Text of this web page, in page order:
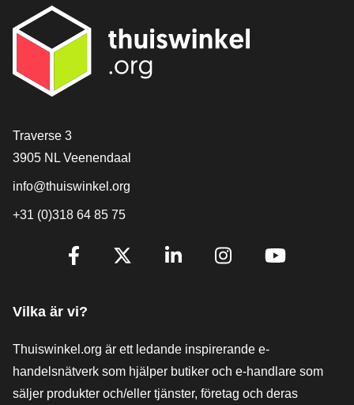
[_General:Contact]
Traverse 3
3905 NL Veenendaal
info@thuiswinkel.org
+31 (0)318 64 85 75
[_General:SocialMediaTitle]
Vilka är vi?
Thuiswinkel.org är ett ledande inspirerande e-
handelsnätverk som hjälper butiker och e-handlare som
säljer produkter och/eller tjänster, företag och deras